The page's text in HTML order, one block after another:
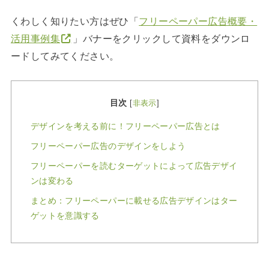
くわしく知りたい方はぜひ「フリーペーパー広告概要・
活用事例集
」バナーをクリックして資料をダウンロ
ードしてみてください。
目次 非表示
デザインを考える前に！フリーペーパー広告とは
フリーペーパー広告のデザインをしよう
フリーペーパーを読むターゲットによって広告デザイ
ンは変わる
まとめ：フリーペーパーに載せる広告デザインはター
ゲットを意識する